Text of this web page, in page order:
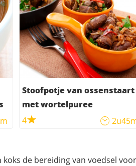
Stoofpotje van ossenstaart
met wortelpuree
4
de bereiding van voedsel